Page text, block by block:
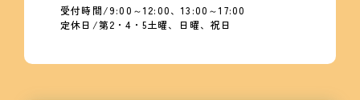
受付時間/9:00～12:00、13:00～17:00
定休日/第2・4・5土曜、日曜、祝日